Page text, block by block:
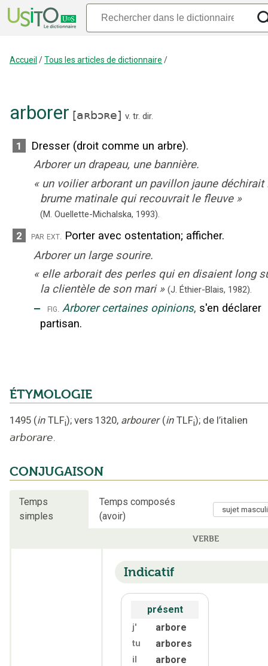
Accueil /Tous les articles de dictionnaire /
arborer [aʀbɔʀe] v. tr. dir.
1
Dresser (droit comme un arbre).
Arborer un drapeau, une bannière.
« un voilier arborant un pavillon jaune déchirait
brume matinale qui recouvrait le fleuve »
(M. Ouellette-Michalska, 1993).
2 par ext. Porter avec ostentation; afficher.
Arborer un large sourire.
« elle arborait des perles qui en disaient long
la clientèle de son mari » (J. Éthier-Blais, 1982).
‒ fig. Arborer certaines opinions, s'en déclarer
partisan.
ÉTYMOLOGIE
1495 (in TLFi); vers 1320, arbourer (in TLFi); de l’italien
arborare.
CONJUGAISON
Temps
simples
Temps composés
(avoir)
VERBE
Indicatif
présent
j' arbore
tu arbores
il arbore